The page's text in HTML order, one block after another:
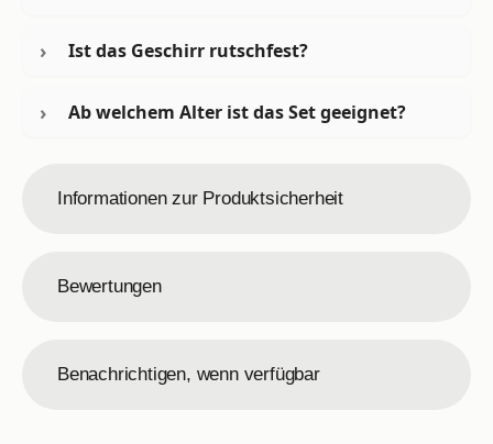
Ist das Geschirr rutschfest?
Ab welchem Alter ist das Set geeignet?
Informationen zur Produktsicherheit
Bewertungen
Benachrichtigen, wenn verfügbar